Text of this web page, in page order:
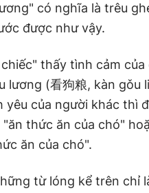
có nghĩa là trêu
được như vậy.
thấy tình cảm
lương (看狗粮, kàn
yêu của người khác thì
thức ăn của chó"
ăn của chó".
từ lóng kể trên chỉ